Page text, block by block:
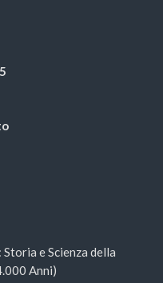
e Scienza della
Anni)